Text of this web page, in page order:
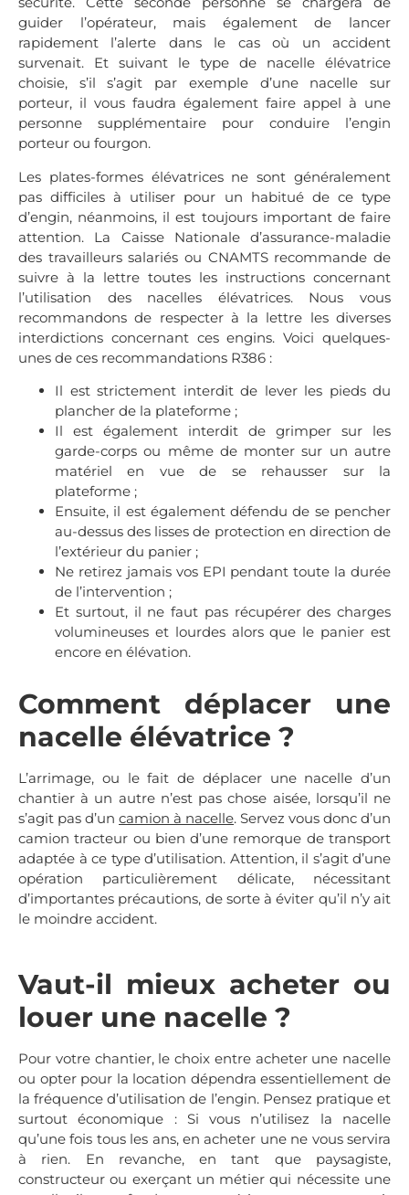
guider l’opérateur, mais également de lancer
rapidement l’alerte dans le cas où un accident
survenait. Et suivant le type de nacelle élévatrice
choisie, s’il s’agit par exemple d’une nacelle sur
porteur, il vous faudra également faire appel à une
personne supplémentaire pour conduire l’engin
porteur ou fourgon.
Les plates-formes élévatrices ne sont généralement
pas difficiles à utiliser pour un habitué de ce type
d’engin, néanmoins, il est toujours important de faire
attention. La Caisse Nationale d’assurance-maladie
des travailleurs salariés ou CNAMTS recommande de
suivre à la lettre toutes les instructions concernant
l’utilisation des nacelles élévatrices. Nous vous
recommandons de respecter à la lettre les diverses
interdictions concernant ces engins. Voici quelques-
unes de ces recommandations R386 :
Il est strictement interdit de lever les pieds du
plancher de la plateforme ;
Il est également interdit de grimper sur les
garde-corps ou même de monter sur un autre
matériel en vue de se rehausser sur la
plateforme ;
Ensuite, il est également défendu de se pencher
au-dessus des lisses de protection en direction de
l’extérieur du panier ;
Ne retirez jamais vos EPI pendant toute la durée
de l’intervention ;
Et surtout, il ne faut pas récupérer des charges
volumineuses et lourdes alors que le panier est
encore en élévation.
Comment déplacer une
nacelle élévatrice ?
L’arrimage, ou le fait de déplacer une nacelle d’un
chantier à un autre n’est pas chose aisée, lorsqu’il ne
s’agit pas d’un camion à nacelle. Servez vous donc d’un
camion tracteur ou bien d’une remorque de transport
adaptée à ce type d’utilisation. Attention, il s’agit d’une
opération particulièrement délicate, nécessitant
d’importantes précautions, de sorte à éviter qu’il n’y ait
le moindre accident.
Vaut-il mieux acheter ou
louer une nacelle ?
Pour votre chantier, le choix entre acheter une nacelle
ou opter pour la location dépendra essentiellement de
la fréquence d’utilisation de l’engin. Pensez pratique et
surtout économique : Si vous n’utilisez la nacelle
qu’une fois tous les ans, en acheter une ne vous servira
à rien. En revanche, en tant que paysagiste,
constructeur ou exerçant un métier qui nécessite une